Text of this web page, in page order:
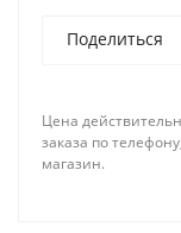
Поделиться
Цена
заказа по
магазин.